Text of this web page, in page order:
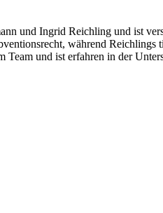
und Ingrid Reichling und ist
während Reichlings
und ist erfahren in der